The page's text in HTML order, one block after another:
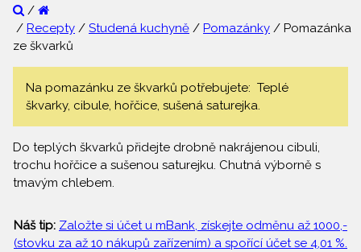
/
/ Recepty / Studená kuchyně / Pomazánky / Pomazánka
ze škvarků
Na pomazánku ze škvarků potřebujete: Teplé
škvarky, cibule, hořčice, sušená saturejka.
Do teplých škvarků přidejte drobně nakrájenou cibuli,
trochu hořčice a sušenou saturejku. Chutná výborně s
tmavým chlebem.
Náš tip: Založte si účet u mBank, získejte odměnu až 1000,-
(stovku za až 10 nákupů zařízením) a spořící účet se 4,01 %.